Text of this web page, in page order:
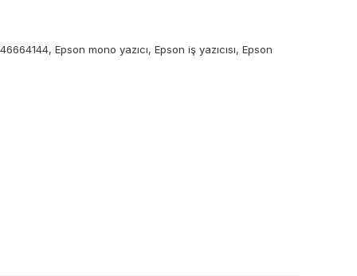
Epson mono yazıcı, Epson iş yazıcısı, Epson